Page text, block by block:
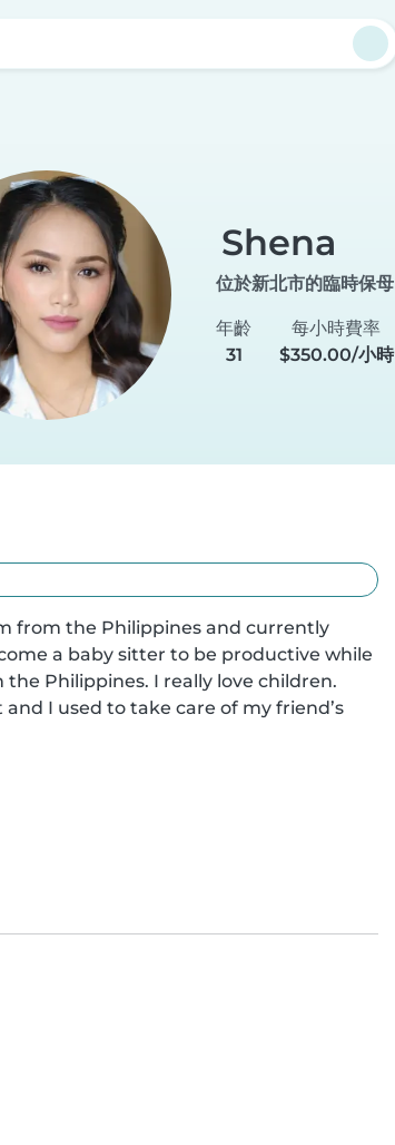
Shena
位於新北市的臨時保母
年齡
31
每小時費率
$350.00/小時
from the Philippines and currently
a baby sitter to be productive while
Philippines. I really love children.
I used to take care of my friend’s